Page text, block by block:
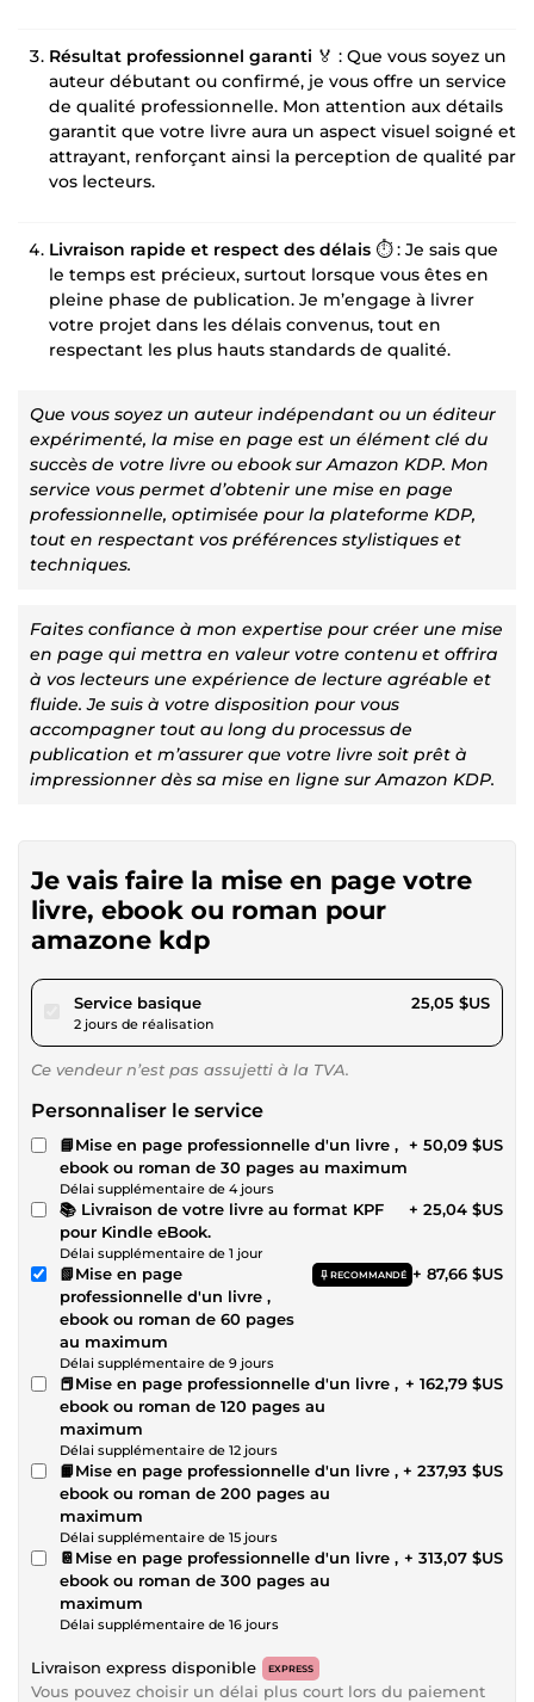
Résultat professionnel garanti 🏅 : Que vous soyez un
auteur débutant ou confirmé, je vous offre un service
de qualité professionnelle. Mon attention aux détails
garantit que votre livre aura un aspect visuel soigné et
attrayant, renforçant ainsi la perception de qualité par
vos lecteurs.
Livraison rapide et respect des délais ⏱️ : Je sais que
le temps est précieux, surtout lorsque vous êtes en
pleine phase de publication. Je m’engage à livrer
votre projet dans les délais convenus, tout en
respectant les plus hauts standards de qualité.
Que vous soyez un auteur indépendant ou un éditeur
expérimenté, la mise en page est un élément clé du
succès de votre livre ou ebook sur Amazon KDP. Mon
service vous permet d’obtenir une mise en page
professionnelle, optimisée pour la plateforme KDP,
tout en respectant vos préférences stylistiques et
techniques.
Faites confiance à mon expertise pour créer une mise
en page qui mettra en valeur votre contenu et offrira
à vos lecteurs une expérience de lecture agréable et
fluide. Je suis à votre disposition pour vous
accompagner tout au long du processus de
publication et m’assurer que votre livre soit prêt à
impressionner dès sa mise en ligne sur Amazon KDP.
Je vais faire la mise en page votre
livre, ebook ou roman pour
amazone kdp
Service basiquepour 23,08 $US
2 jours de réalisation
25,05 $US
Ce vendeur n’est pas assujetti à la TVA.
Personnaliser le service
📘Mise en page professionnelle d'un livre ,
ebook ou roman de 30 pages au maximum
Délai supplémentaire de 4 jours
+ 50,09 $US
📚 Livraison de votre livre au format KPF
pour Kindle eBook.
Délai supplémentaire de 1 jour
+ 25,04 $US
📗Mise en page
professionnelle d'un livre ,
ebook ou roman de 60 pages
au maximum
RECOMMANDÉ
Délai supplémentaire de 9 jours
+ 87,66 $US
📕Mise en page professionnelle d'un livre ,
ebook ou roman de 120 pages au
maximum
Délai supplémentaire de 12 jours
+ 162,79 $US
📙Mise en page professionnelle d'un livre ,
ebook ou roman de 200 pages au
maximum
Délai supplémentaire de 15 jours
+ 237,93 $US
📔Mise en page professionnelle d'un livre ,
ebook ou roman de 300 pages au
maximum
Délai supplémentaire de 16 jours
+ 313,07 $US
Livraison express disponible EXPRESS
Vous pouvez choisir un délai plus court lors du paiement